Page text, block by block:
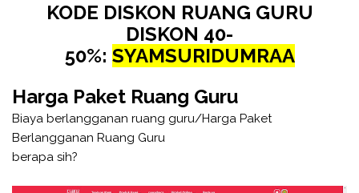
KODE DISKON RUANG GURU
DISKON 40-
50%: SYAMSURIDUMRAA
Harga Paket Ruang Guru
Biaya berlangganan ruang guru/Harga Paket
Berlangganan Ruang Guru
berapa sih?